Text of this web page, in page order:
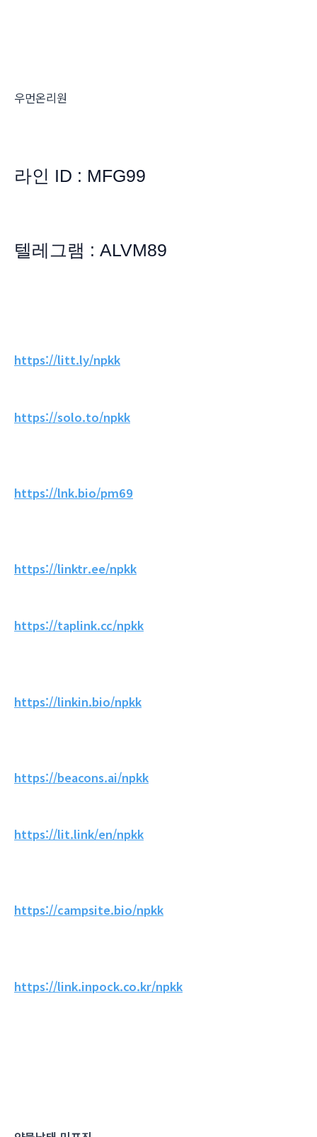
우먼온리원
라인 ID : MFG99
텔레그램 : ALVM89
https://litt.ly/npkk
https://solo.to/npkk
https://lnk.bio/pm69
https://linktr.ee/npkk
https://taplink.cc/npkk
https://linkin.bio/npkk
https://beacons.ai/npkk
https://lit.link/en/npkk
https://campsite.bio/npkk
https://link.inpock.co.kr/npkk